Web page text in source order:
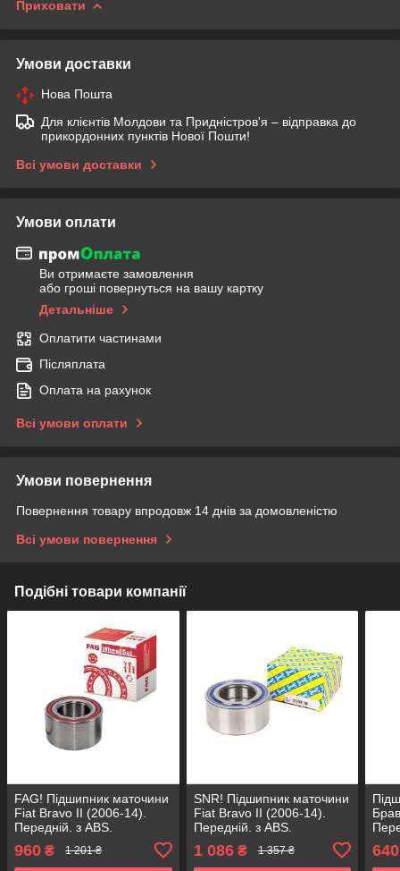
Приховати
Умови доставки
Нова Пошта
Для клієнтів Молдови та Придністров'я – відправка до
прикордонних пунктів Нової Пошти!
Всі умови доставки
Умови оплати
Ви отримаєте замовлення
або гроші повернуться на вашу картку
Детальніше
Оплатити частинами
Післяплата
Оплата на рахунок
Всі умови оплати
Умови повернення
Повернення товару впродовж 14 днів за домовленістю
Всі умови повернення
Подібні товари компанії
FAG! Підшипник маточини
Fiat Bravo II (2006-14).
Передній. з ABS.
713690800 Німеччина!
960 ₴ 1 201 ₴
SNR! Підшипник маточини
Fiat Bravo II (2006-14).
Передній. з ABS.
713690800 Франція!
1 086₴ 1 357 ₴ 640